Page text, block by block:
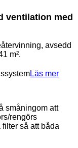
ventilation med
avsedd
m².
Läs mer
småningom att
rengörs
så att båda